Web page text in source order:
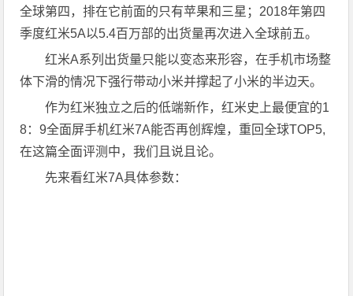
全球第四，排在它前面的只有苹果和三星；2018年第四
季度红米5A以5.4百万部的出货量再次进入全球前五。
红米A系列出货量只能以变态来形容，在手机市场整
体下滑的情况下强行带动小米并撑起了小米的半边天。
作为红米独立之后的低端新作，红米史上最便宜的1
8：9全面屏手机红米7A能否再创辉煌，重回全球TOP5,
在这篇全面评测中，我们且说且论。
先来看红米7A具体参数：